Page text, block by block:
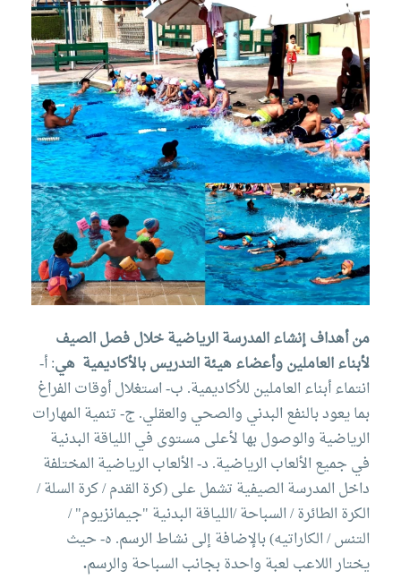
من أهداف إنشاء المدرسة الرياضية خلال فصل الصيف
لأبناء العاملين وأعضاء هيئة التدريس بالأكاديمية هي:‌أ-
انتماء أبناء العاملين للأكاديمية. ‌ب- استغلال أوقات الفراغ
بما يعود بالنفع البدني والصحي والعقلي.‌ج- تنمية المهارات
الرياضية والوصول بها لأعلى مستوى في اللياقة البدنية
في جميع الألعاب الرياضية. ‌د- الألعاب الرياضية المختلفة
داخل المدرسة الصيفية تشمل على (كرة القدم / كرة السلة /
الكرة الطائرة/ السباحة /اللياقة البدنية "جيمانزيوم" /
التنس / الكاراتيه) بالإضافة إلى نشاط الرسم. ‌ه- حيث
يختار اللاعب لعبة واحدة بجانب السباحة والرسم.